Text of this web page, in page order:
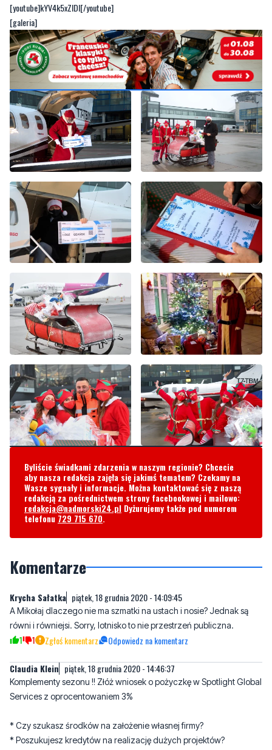
[youtube]kYV4k5xZIDI[/youtube]
[galeria]
Byliście świadkami zdarzenia w naszym regionie? Chcecie
aby nasza redakcja zajęła się jakimś tematem? Czekamy na
Wasze sygnały i informacje. Można kontaktować się z naszą
redakcją za pośrednictwem strony facebookowej i mailowo:
redakcja@nadmorski24.pl Dyżurujemy także pod numerem
telefonu 729 715 670.
Komentarze
Krycha Sałatka piątek, 18 grudnia 2020 - 14:09:45
A Mikołaj dlaczego nie ma szmatki na ustach i nosie? Jednak są
równi i równiejsi. Sorry, lotnisko to nie przestrzeń publiczna.
1 1 Zgłoś komentarz Odpowiedz na komentarz
Claudia Klein piątek, 18 grudnia 2020 - 14:46:37
Komplementy sezonu !! Złóż wniosek o pożyczkę w Spotlight Global
Services z oprocentowaniem 3%
* Czy szukasz środków na założenie własnej firmy?
* Poszukujesz kredytów na realizację dużych projektów?